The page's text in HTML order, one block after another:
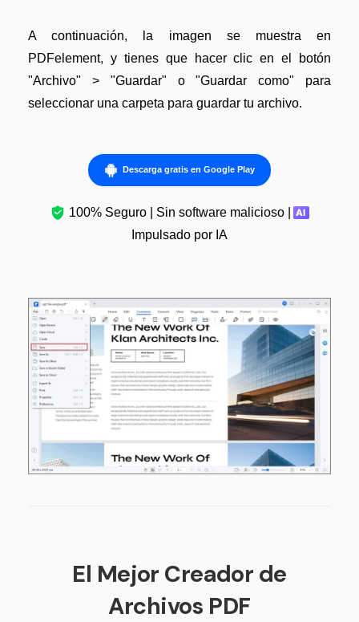
A continuación, la imagen se muestra en
PDFelement, y tienes que hacer clic en el botón
"Archivo" > "Guardar" o "Guardar como" para
seleccionar una carpeta para guardar tu archivo.
Descarga gratis en Google Play
100% Seguro | Sin software malicioso |
Impulsado por IA
El Mejor Creador de
Archivos PDF